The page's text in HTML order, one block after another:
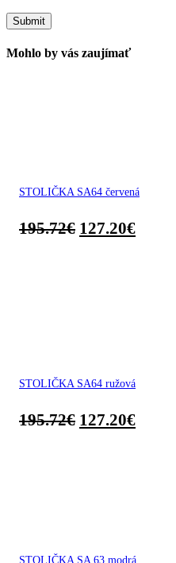
Mohlo by vás zaujímať
STOLIČKA SA64 červená
195.72€ 127.20€
STOLIČKA SA64 ružová
195.72€ 127.20€
STOLIČKA SA 63 modrá